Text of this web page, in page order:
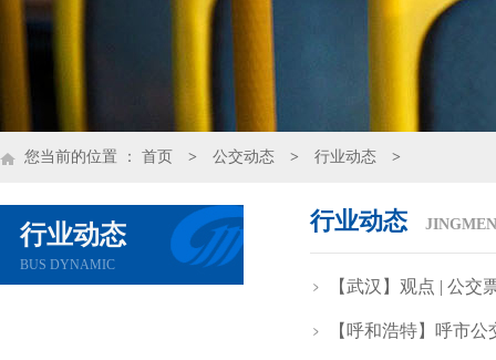
您当前的位置 ： 首页 > 公交动态 > 行业动态 >
行业动态
【武汉】观点 | 公交
【呼和浩特】呼市
行业动态
BUS DYNAMIC